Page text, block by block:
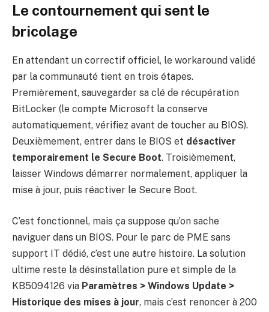
Le contournement qui sent le
bricolage
En attendant un correctif officiel, le workaround validé
par la communauté tient en trois étapes.
Premièrement, sauvegarder sa clé de récupération
BitLocker (le compte Microsoft la conserve
automatiquement, vérifiez avant de toucher au BIOS).
Deuxièmement, entrer dans le BIOS et désactiver
temporairement le Secure Boot. Troisièmement,
laisser Windows démarrer normalement, appliquer la
mise à jour, puis réactiver le Secure Boot.
C’est fonctionnel, mais ça suppose qu’on sache
naviguer dans un BIOS. Pour le parc de PME sans
support IT dédié, c’est une autre histoire. La solution
ultime reste la désinstallation pure et simple de la
KB5094126 via Paramètres > Windows Update >
Historique des mises à jour, mais c’est renoncer à 200